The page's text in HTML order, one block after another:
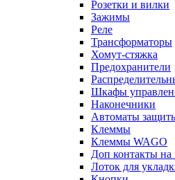
Розетки и вилки
Зажимы
Реле
Трансформаторы
Хомут-стяжка
Предохранители
Шкафы
Наконечники
Автоматы
Клеммы
Клеммы WAGO
Доп контакты на
Лоток для